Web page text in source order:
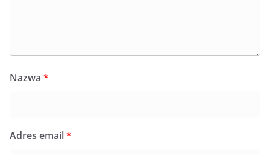
Nazwa *
Adres email*